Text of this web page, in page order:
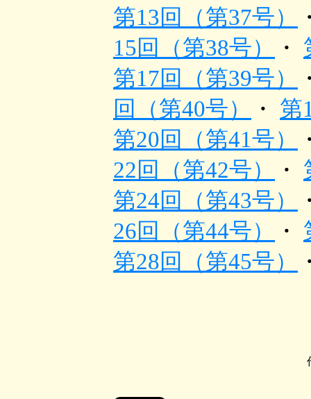
第13回（第37号）
15回（第38号）
・
第17回（第39号）
回（第40号）
・ 第
第20回（第41号）
22回（第42号）
・
第24回（第43号）
26回（第44号）
・
第28回（第45号）